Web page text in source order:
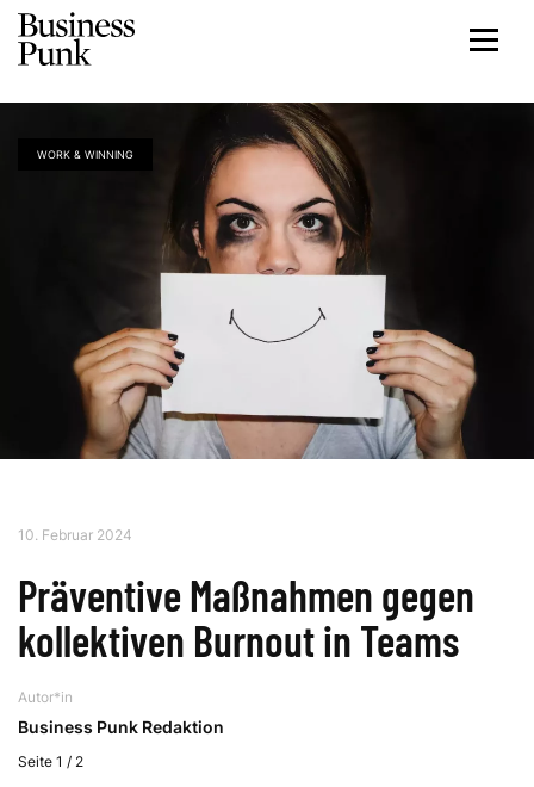
WORK & WINNING
10. Februar 2024
Präventive Maßnahmen gegen
kollektiven Burnout in Teams
Autor*in
Business Punk Redaktion
Seite 1 / 2